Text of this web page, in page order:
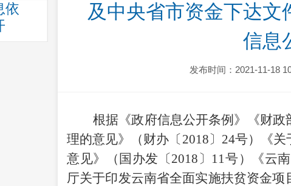
依
及中央省市资金下达文
信息
发布时间：2021-11-18
根据《政府信息公开条例》《财
理的意见》（财办〔 2018〕24号）《
意见》（国办发〔2018〕11号）《云
厅关于印发云南省全面实施扶贫资金